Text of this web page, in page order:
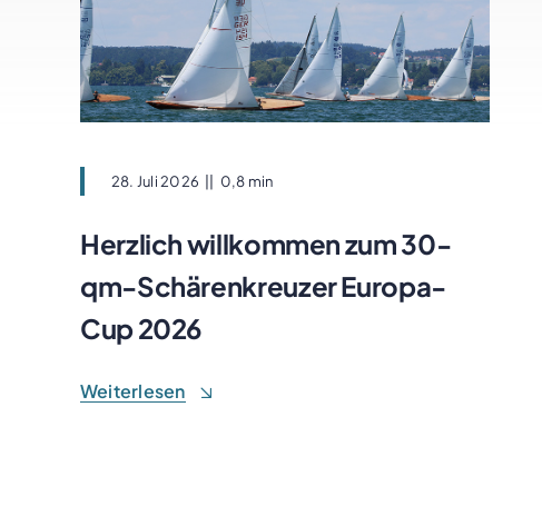
28. Juli 2026 0,8 min
Herzlich willkommen zum 30-
qm-Schärenkreuzer Europa-
Cup 2026
Weiterlesen